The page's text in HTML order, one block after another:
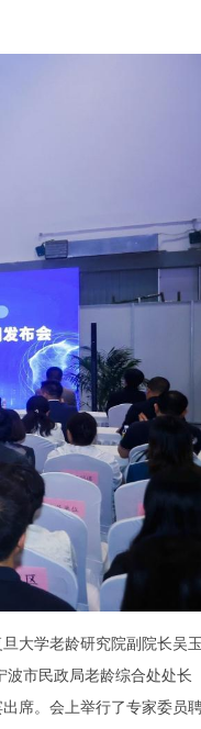
大学老龄研究院副院长吴
波市民政局老龄综合处处长
席。会上举行了专家委员